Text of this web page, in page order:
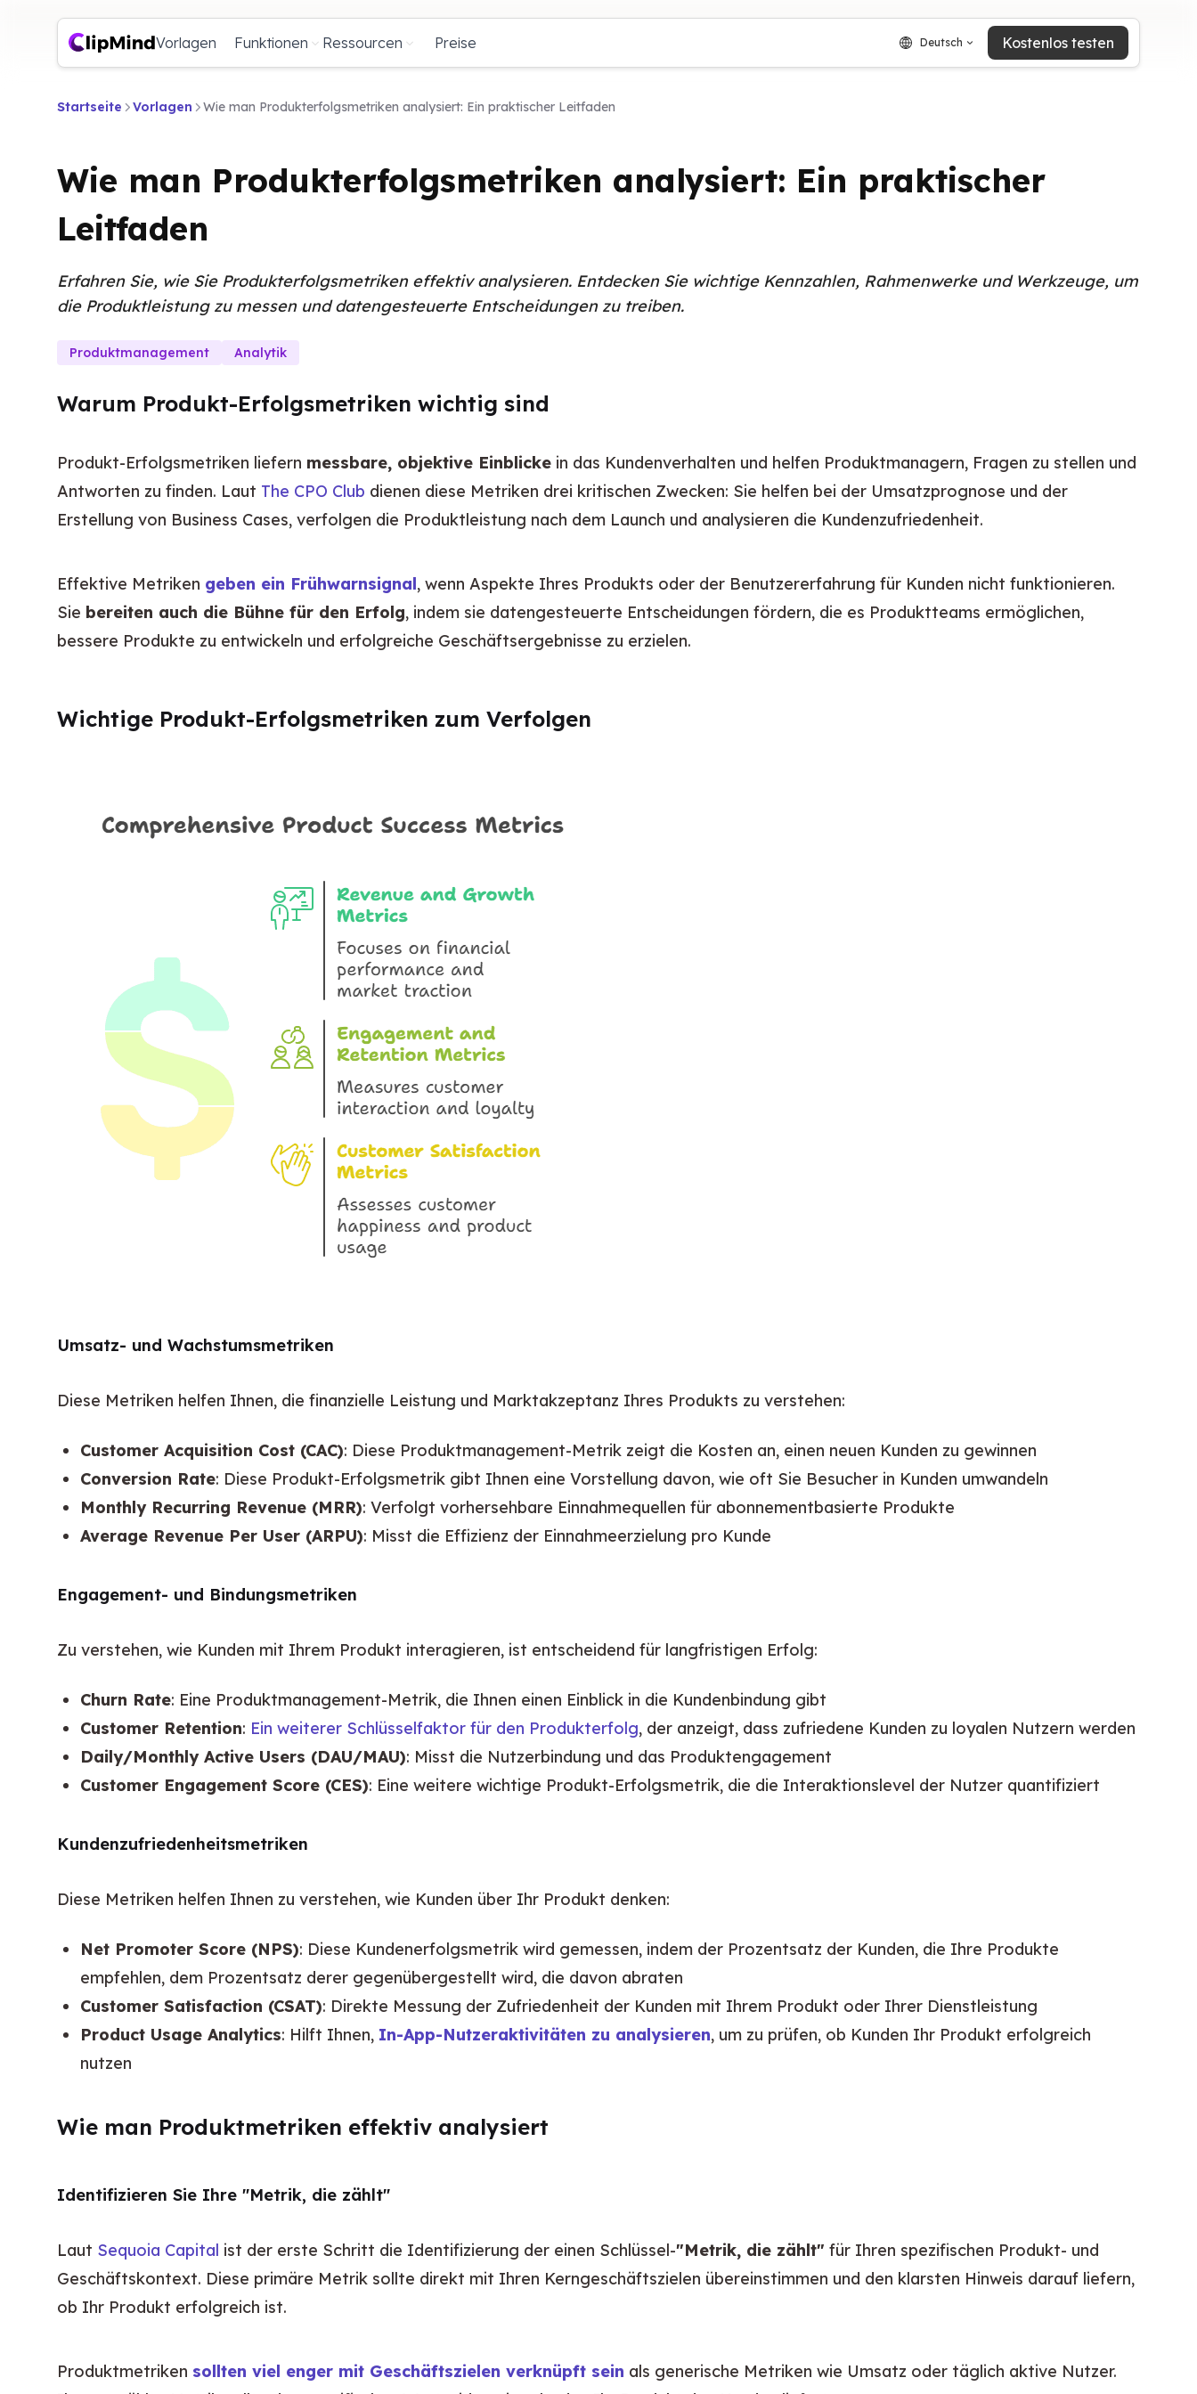
Vorlagen Funktionen Ressourcen Preise Deutsch Kostenlos testen
Startseite Vorlagen Wie man Produkterfolgsmetriken analysiert: Ein praktischer Leitfaden
Wie man Produkterfolgsmetriken analysiert: Ein praktischer
Leitfaden
Erfahren Sie, wie Sie Produkterfolgsmetriken effektiv analysieren. Entdecken Sie wichtige Kennzahlen, Rahmenwerke und Werkzeuge, um
die Produktleistung zu messen und datengesteuerte Entscheidungen zu treiben.
Produktmanagement Analytik
Warum Produkt-Erfolgsmetriken wichtig sind
Produkt-Erfolgsmetriken liefern messbare, objektive Einblicke in das Kundenverhalten und helfen Produktmanagern, Fragen zu stellen und
Antworten zu finden. Laut The CPO Club dienen diese Metriken drei kritischen Zwecken: Sie helfen bei der Umsatzprognose und der
Erstellung von Business Cases, verfolgen die Produktleistung nach dem Launch und analysieren die Kundenzufriedenheit.
Effektive Metriken geben ein Frühwarnsignal, wenn Aspekte Ihres Produkts oder der Benutzererfahrung für Kunden nicht funktionieren.
Sie bereiten auch die Bühne für den Erfolg, indem sie datengesteuerte Entscheidungen fördern, die es Produktteams ermöglichen,
bessere Produkte zu entwickeln und erfolgreiche Geschäftsergebnisse zu erzielen.
Wichtige Produkt-Erfolgsmetriken zum Verfolgen
Umsatz- und Wachstumsmetriken
Diese Metriken helfen Ihnen, die finanzielle Leistung und Marktakzeptanz Ihres Produkts zu verstehen:
Customer Acquisition Cost (CAC): Diese Produktmanagement-Metrik zeigt die Kosten an, einen neuen Kunden zu gewinnen
Conversion Rate: Diese Produkt-Erfolgsmetrik gibt Ihnen eine Vorstellung davon, wie oft Sie Besucher in Kunden umwandeln
Monthly Recurring Revenue (MRR): Verfolgt vorhersehbare Einnahmequellen für abonnementbasierte Produkte
Average Revenue Per User (ARPU): Misst die Effizienz der Einnahmeerzielung pro Kunde
Engagement- und Bindungsmetriken
Zu verstehen, wie Kunden mit Ihrem Produkt interagieren, ist entscheidend für langfristigen Erfolg:
Churn Rate: Eine Produktmanagement-Metrik, die Ihnen einen Einblick in die Kundenbindung gibt
Customer Retention: Ein weiterer Schlüsselfaktor für den Produkterfolg, der anzeigt, dass zufriedene Kunden zu loyalen Nutzern werden
Daily/Monthly Active Users (DAU/MAU): Misst die Nutzerbindung und das Produktengagement
Customer Engagement Score (CES): Eine weitere wichtige Produkt-Erfolgsmetrik, die die Interaktionslevel der Nutzer quantifiziert
Kundenzufriedenheitsmetriken
Diese Metriken helfen Ihnen zu verstehen, wie Kunden über Ihr Produkt denken:
Net Promoter Score (NPS): Diese Kundenerfolgsmetrik wird gemessen, indem der Prozentsatz der Kunden, die Ihre Produkte
empfehlen, dem Prozentsatz derer gegenübergestellt wird, die davon abraten
Customer Satisfaction (CSAT): Direkte Messung der Zufriedenheit der Kunden mit Ihrem Produkt oder Ihrer Dienstleistung
Product Usage Analytics: Hilft Ihnen, In-App-Nutzeraktivitäten zu analysieren, um zu prüfen, ob Kunden Ihr Produkt erfolgreich
nutzen
Wie man Produktmetriken effektiv analysiert
Identifizieren Sie Ihre "Metrik, die zählt"
Laut Sequoia Capital ist der erste Schritt die Identifizierung der einen Schlüssel-"Metrik, die zählt" für Ihren spezifischen Produkt- und
Geschäftskontext. Diese primäre Metrik sollte direkt mit Ihren Kerngeschäftszielen übereinstimmen und den klarsten Hinweis darauf liefern,
ob Ihr Produkt erfolgreich ist.
Produktmetriken sollten viel enger mit Geschäftszielen verknüpft sein als generische Metriken wie Umsatz oder täglich aktive Nutzer.